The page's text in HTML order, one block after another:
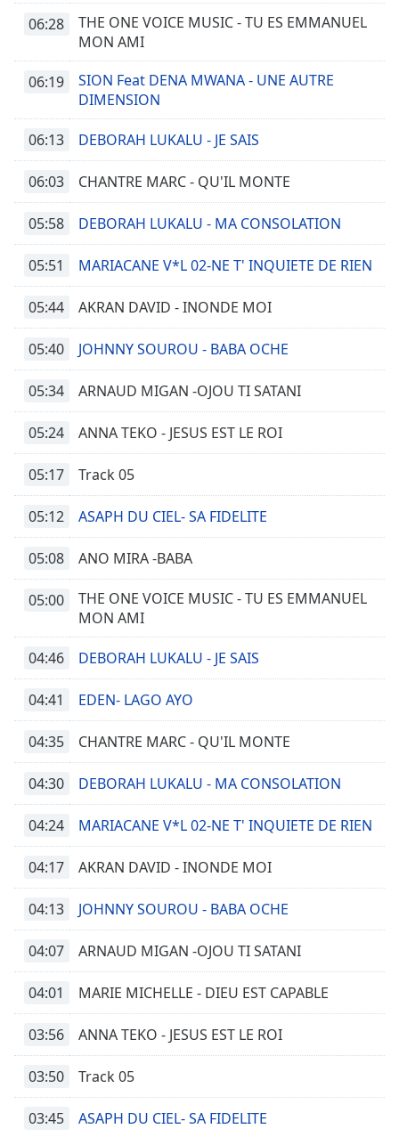
06:28
THE ONE VOICE MUSIC - TU ES EMMANUEL
MON AMI
06:19
SION Feat DENA MWANA - UNE AUTRE
DIMENSION
06:13 DEBORAH LUKALU - JE SAIS
06:03 CHANTRE MARC - QU'IL MONTE
05:58 DEBORAH LUKALU - MA CONSOLATION
05:51 MARIACANE V*L 02-NE T' INQUIETE DE RIEN
05:44 AKRAN DAVID - INONDE MOI
05:40 JOHNNY SOUROU - BABA OCHE
05:34 ARNAUD MIGAN -OJOU TI SATANI
05:24 ANNA TEKO - JESUS EST LE ROI
05:17 Track 05
05:12 ASAPH DU CIEL- SA FIDELITE
05:08 ANO MIRA -BABA
05:00
THE ONE VOICE MUSIC - TU ES EMMANUEL
MON AMI
04:46 DEBORAH LUKALU - JE SAIS
04:41 EDEN- LAGO AYO
04:35 CHANTRE MARC - QU'IL MONTE
04:30 DEBORAH LUKALU - MA CONSOLATION
04:24 MARIACANE V*L 02-NE T' INQUIETE DE RIEN
04:17 AKRAN DAVID - INONDE MOI
04:13 JOHNNY SOUROU - BABA OCHE
04:07 ARNAUD MIGAN -OJOU TI SATANI
04:01 MARIE MICHELLE - DIEU EST CAPABLE
03:56 ANNA TEKO - JESUS EST LE ROI
03:50 Track 05
03:45 ASAPH DU CIEL- SA FIDELITE